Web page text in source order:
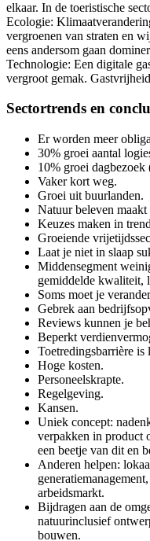
elkaar. In de toeristische
Ecologie:
vergroenen van straten en
eens andersom gaan
Technologie: Een digitale
vergroot gemak.
Sectortrends en
Er worden meer
30% groei aantal
10% groei dagbezoek
Vaker kort weg.
Groei uit buurlanden.
Natuur beleven
Keuzes maken in
Groeiende
Laat je niet in slaap
Middensegment
gemiddelde kwaliteit,
Soms moet je
Gebrek aan
Reviews kunnen je
Beperkt
Toetredingsbarrière
Hoge kosten.
Personeelskrapte.
Regelgeving.
Kansen.
Uniek concept:
verpakken in product
een beetje van dit en
Anderen helpen:
arbeidsmarkt.
Bijdragen aan de
natuurinclusief
bouwen.